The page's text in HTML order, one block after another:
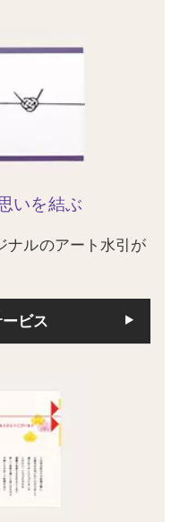
いを結ぶ
ナルのアート水引が
ビス